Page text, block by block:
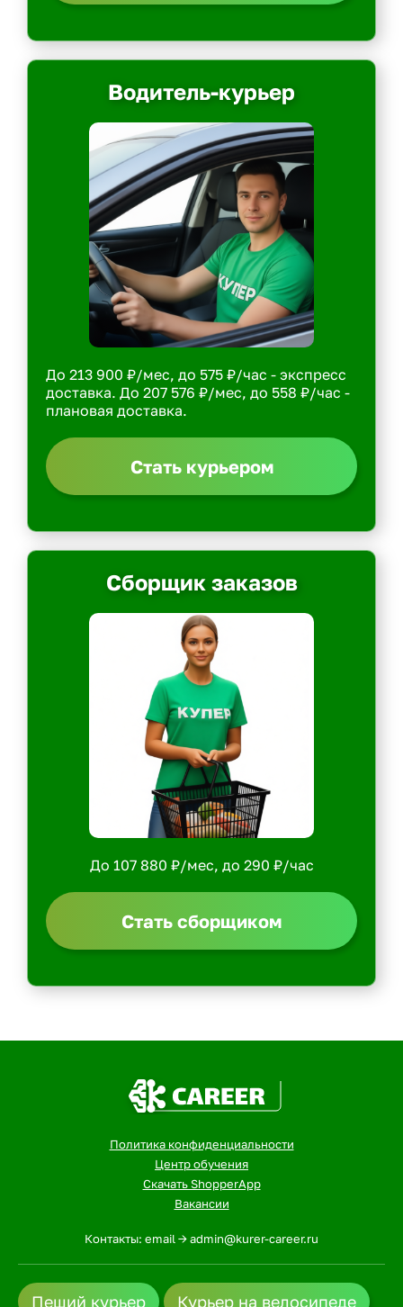
Водитель-курьер
До 213 900 ₽/мес, до 575 ₽/час - экспресс
доставка. До 207 576 ₽/мес, до 558 ₽/час -
плановая доставка.
Стать курьером
Сборщик заказов
До 107 880 ₽/мес, до 290 ₽/час
Стать сборщиком
Политика конфиденциальности
Центр обучения
Скачать ShopperApp
Вакансии
Контакты: email -> admin@kurer-career.ru
Пеший курьер Курьер на велосипеде